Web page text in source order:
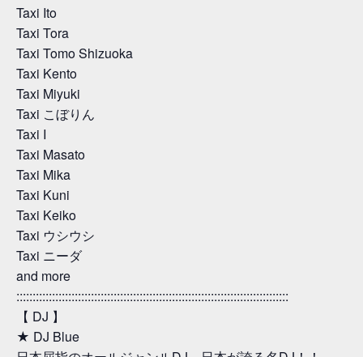
Taxi Ito
Taxi Tora
Taxi Tomo Shizuoka
Taxi Kento
Taxi Miyuki
Taxi こぼりん
Taxi I
Taxi Masato
Taxi Mika
Taxi Kuni
Taxi Keiko
Taxi ウシウシ
Taxi ニーダ
and more
::::::::::::::::::::::::::::::::::::::::::::::::::::::::::::::::::::::::::::::::::::
【 DJ 】
★ DJ Blue